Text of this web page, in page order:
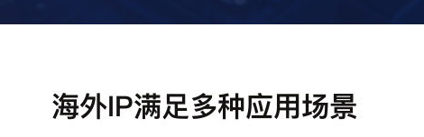
海外IP满足多种应用场景